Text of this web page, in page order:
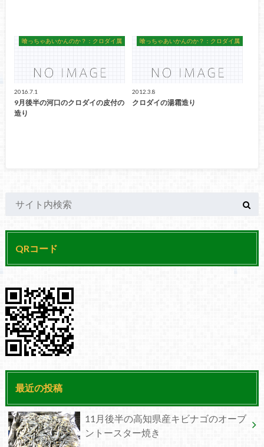
喰っちゃあいかんのか？：クロダイ属
2016.7.1
9月後半の河口のクロダイの皮付の
造り
喰っちゃあいかんのか？：クロダイ属
2012.3.8
クロダイの湯霜造り
QRコード
最近の投稿
11月後半の高知県産キビナゴのオーブ
ントースター焼き